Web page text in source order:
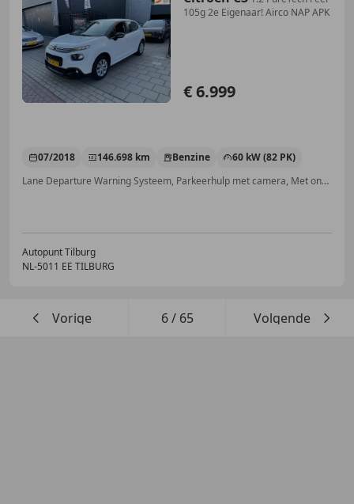
105g 2e Eigenaar! Airco NAP APK
€ 6.999
07/2018 146.698 km Benzine
60 kW (82 PK)
Lane Departure Warning Systeem, Parkeerhulp met camera, Met onderhoudshistorie, Airconditioning, Regensensor, Isofix, Elektrische ramen, Cruise control
Autopunt Tilburg
NL-5011 EE TILBURG
Vorige 6/ 65 Volgende